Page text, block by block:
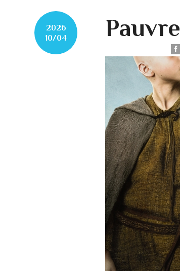
2026
10/04